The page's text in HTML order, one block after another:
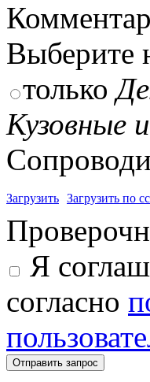
Выберите
только
Кузовные
Загрузить Загрузить по
Я
согласно
Отправить запрос